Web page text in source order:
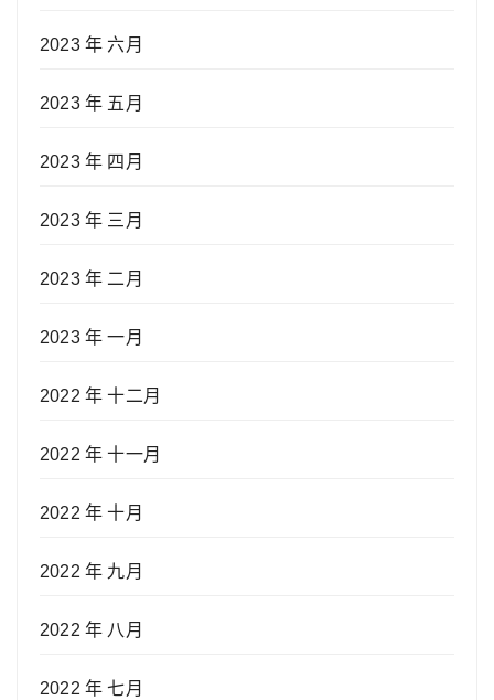
2023 年 六月
2023 年 五月
2023 年 四月
2023 年 三月
2023 年 二月
2023 年 一月
2022 年 十二月
2022 年 十一月
2022 年 十月
2022 年 九月
2022 年 八月
2022 年 七月